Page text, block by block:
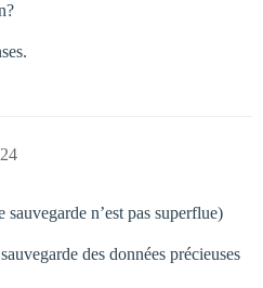
n’est pas superflue)
des données précieuses